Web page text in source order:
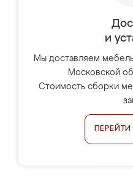
и
Мы доставляем
Московской
Стоимость сборки